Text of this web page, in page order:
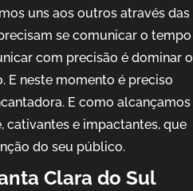
uns aos outros através das
se comunicar o tempo
com precisão é dominar o
E neste momento é preciso
E como alcançamos
cativantes e impactantes, que
do seu público.
Clara do Sul